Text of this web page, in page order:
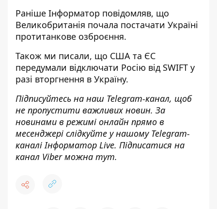
Раніше Інформатор повідомляв, що
Великобританія почала постачати Україні
протитанкове озброєння.
Також ми писали, що США та ЄС
передумали відключати Росію від SWIFT у
разі вторгнення в Україну.
Підписуйтесь на наш Telegram-канал, щоб
не пропустити важливих новин. За
новинами в режимі онлайн прямо в
месенджері слідкуйте у нашому Telegram-
каналі Інформатор Live. Підписатися на
канал Viber можна тут.